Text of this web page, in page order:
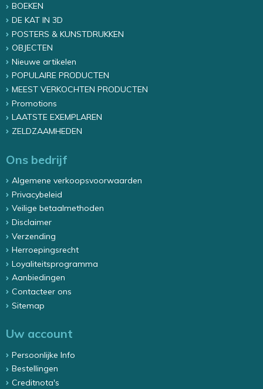
BOEKEN
DE KAT IN 3D
POSTERS & KUNSTDRUKKEN
OBJECTEN
Nieuwe artikelen
POPULAIRE PRODUCTEN
MEEST VERKOCHTEN PRODUCTEN
Promotions
LAATSTE EXEMPLAREN
ZELDZAAMHEDEN
Ons bedrijf
Algemene verkoopsvoorwaarden
Privacybeleid
Veilige betaalmethoden
Disclaimer
Verzending
Herroepingsrecht
Loyaliteitsprogramma
Aanbiedingen
Contacteer ons
Sitemap
Uw account
Persoonlijke Info
Bestellingen
Creditnota's